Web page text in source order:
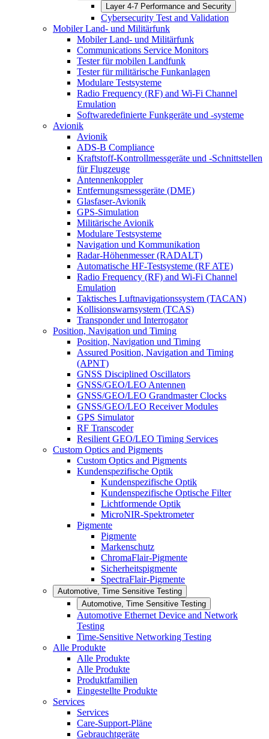
Layer 4-7 Performance and Security
Cybersecurity Test and Validation
Mobiler Land- und Militärfunk
Mobiler Land- und Militärfunk
Communications Service Monitors
Tester für mobilen Landfunk
Tester für militärische Funkanlagen
Modulare Testsysteme
Radio Frequency (RF) and Wi-Fi Channel
Emulation
Softwaredefinierte Funkgeräte und -systeme
Avionik
Avionik
ADS-B Compliance
Kraftstoff-Kontrollmessgeräte und -Schnittstellen
für Flugzeuge
Antennenkoppler
Entfernungsmessgeräte (DME)
Glasfaser-Avionik
GPS-Simulation
Militärische Avionik
Modulare Testsysteme
Navigation und Kommunikation
Radar-Höhenmesser (RADALT)
Automatische HF-Testsysteme (RF ATE)
Radio Frequency (RF) and Wi-Fi Channel
Emulation
Taktisches Luftnavigationssystem (TACAN)
Kollisionswarnsystem (TCAS)
Transponder und Interrogator
Position, Navigation und Timing
Position, Navigation und Timing
Assured Position, Navigation and Timing
(APNT)
GNSS Disciplined Oscillators
GNSS/GEO/LEO Antennen
GNSS/GEO/LEO Grandmaster Clocks
GNSS/GEO/LEO Receiver Modules
GPS Simulator
RF Transcoder
Resilient GEO/LEO Timing Services
Custom Optics and Pigments
Custom Optics and Pigments
Kundenspezifische Optik
Kundenspezifische Optik
Kundenspezifische Optische Filter
Lichtformende Optik
MicroNIR-Spektrometer
Pigmente
Pigmente
Markenschutz
ChromaFlair-Pigmente
Sicherheitspigmente
SpectraFlair-Pigmente
Automotive, Time Sensitive Testing
Automotive, Time Sensitive Testing
Automotive Ethernet Device and Network
Testing
Time-Sensitive Networking Testing
Alle Produkte
Alle Produkte
Alle Produkte
Produktfamilien
Eingestellte Produkte
Services
Services
Care-Support-Pläne
Gebrauchtgeräte